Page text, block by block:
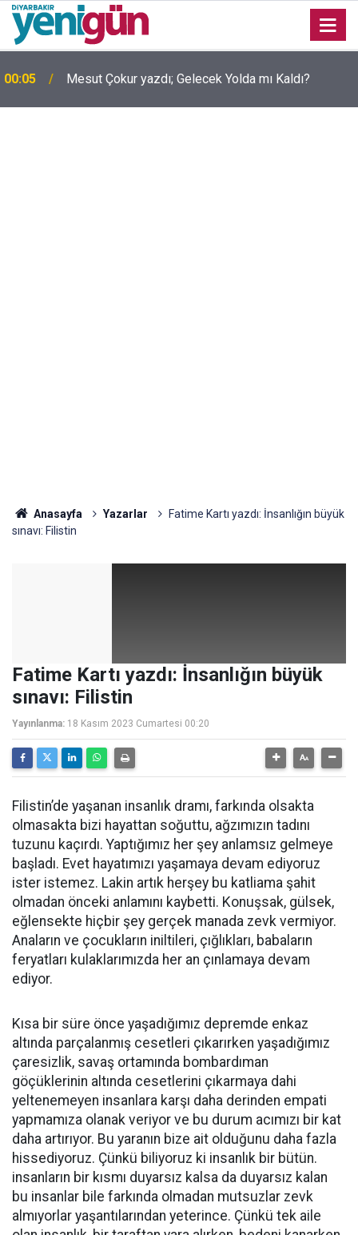
00:05 Mesut Çokur yazdı; Gelecek Yolda mı Kaldı?
Anasayfa Yazarlar
Fatime Kartı yazdı: İnsanlığın büyük
sınavı: Filistin
Fatime Kartı yazdı: İnsanlığın büyük
sınavı: Filistin
Yayınlanma: 18 Kasım 2023 Cumartesi 00:20
Filistin’de yaşanan insanlık dramı, farkında olsakta
olmasakta bizi hayattan soğuttu, ağzımızın tadını
tuzunu kaçırdı. Yaptığımız her şey anlamsız gelmeye
başladı. Evet hayatımızı yaşamaya devam ediyoruz
ister istemez. Lakin artık herşey bu katliama şahit
olmadan önceki anlamını kaybetti. Konuşsak, gülsek,
eğlensekte hiçbir şey gerçek manada zevk vermiyor.
Anaların ve çocukların iniltileri, çığlıkları, babaların
feryatları kulaklarımızda her an çınlamaya devam
ediyor.
Kısa bir süre önce yaşadığımız depremde enkaz
altında parçalanmış cesetleri çıkarırken yaşadığımız
çaresizlik, savaş ortamında bombardıman
göçüklerinin altında cesetlerini çıkarmaya dahi
yeltenemeyen insanlara karşı daha derinden empati
yapmamıza olanak veriyor ve bu durum acımızı bir kat
daha artırıyor. Bu yaranın bize ait olduğunu daha fazla
hissediyoruz. Çünkü biliyoruz ki insanlık bir bütün.
insanların bir kısmı duyarsız kalsa da duyarsız kalan
bu insanlar bile farkında olmadan mutsuzlar zevk
almıyorlar yaşantılarından yeterince. Çünkü tek aile